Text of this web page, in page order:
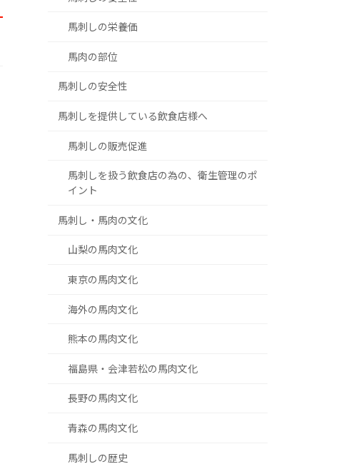
馬刺しの栄養価
馬肉の部位
馬刺しの安全性
馬刺しを提供している飲食店様へ
馬刺しの販売促進
馬刺しを扱う飲食店の為の、衛生管理のポ
イント
馬刺し・馬肉の文化
山梨の馬肉文化
東京の馬肉文化
海外の馬肉文化
熊本の馬肉文化
福島県・会津若松の馬肉文化
長野の馬肉文化
青森の馬肉文化
馬刺しの歴史